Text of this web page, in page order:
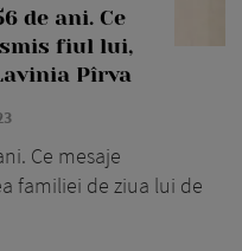
de ani. Ce
fiul lui,
Pîrva
Ce mesaje
familiei de ziua lui de